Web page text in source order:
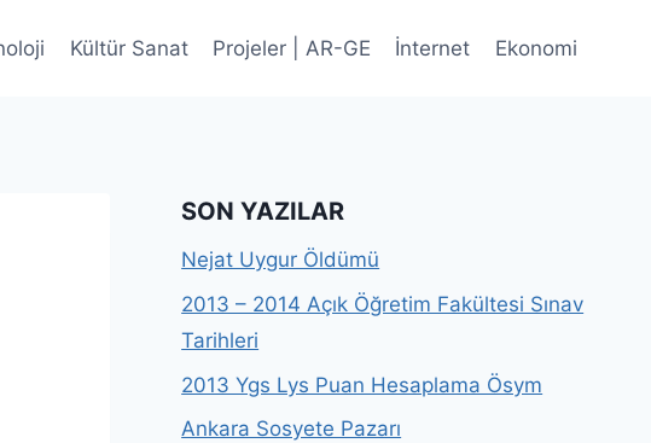
Kültür Sanat Projeler | AR-GE İnternet Ekonomi
SON YAZILAR
Nejat Uygur Öldümü
2013 – 2014 Açık Öğretim Fakültesi Sınav
Tarihleri
2013 Ygs Lys Puan Hesaplama Ösym
Ankara Sosyete Pazarı